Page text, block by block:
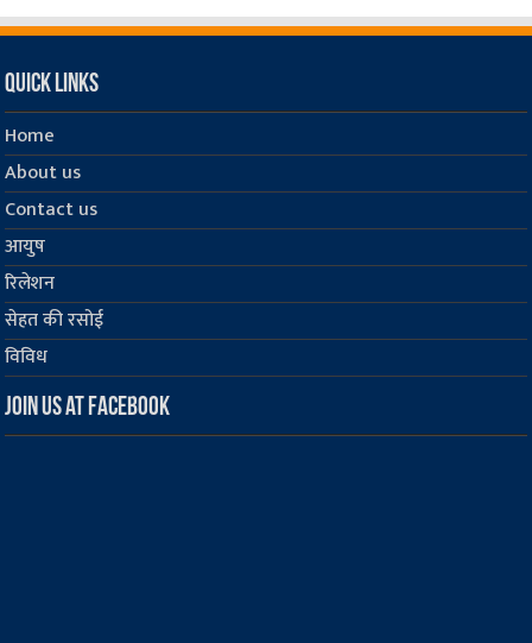
Quick Links
Home
About us
Contact us
आयुष
रिलेशन
सेहत की रसोई
विविध
Join us at Facebook